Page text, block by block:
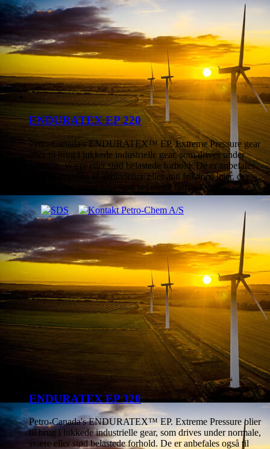
ENDURATEX EP 220
Petro-Canada's ENDURATEX™ EP. Extreme Pressure gear
olier til brug i lukkede industrielle gear, som drives under
normale, svære eller stød belastede forhold. De er anbefales
også til smøring af almindelige eller anti friktions lejer, der
kører under svære eller stød belastede forhold.
ENDURATEX EP 320
Petro-Canada's ENDURATEX™ EP. Extreme Pressure olier
til brug i lukkede industrielle gear, som drives under normale,
svære eller stød belastede forhold. De er anbefales også til